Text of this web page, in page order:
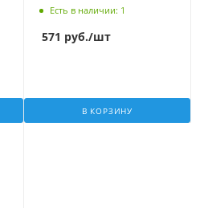
Есть в наличии: 1
571 руб./шт
В КОРЗИНУ